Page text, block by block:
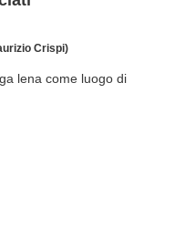
Crispi)